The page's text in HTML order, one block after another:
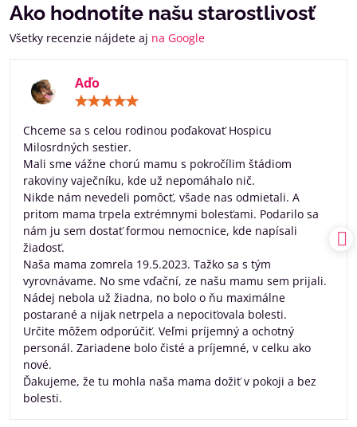
Ako hodnotíte našu starostlivosť
Všetky recenzie nájdete aj na Google
Aďo
5
Chceme sa s celou rodinou poďakovať Hospicu
Milosrdných sestier.
Mali sme vážne chorú mamu s pokročílim štádiom
rakoviny vaječníku, kde už nepomáhalo nič.
Nikde nám nevedeli pomôcť, všade nas odmietali. A
pritom mama trpela extrémnymi bolesťami. Podarilo sa
nám ju sem dostať formou nemocnice, kde napísali
žiadosť.
Naša mama zomrela 19.5.2023. Tažko sa s tým
vyrovnávame. No sme vďační, ze našu mamu sem prijali.
Nádej nebola už žiadna, no bolo o ňu maximálne
postarané a nijak netrpela a nepociťovala bolesti.
Určite môžem odporúčiť. Veľmi príjemný a ochotný
personál. Zariadene bolo čisté a príjemné, v celku ako
nové.
Ďakujeme, že tu mohla naša mama dožiť v pokoji a bez
bolesti.